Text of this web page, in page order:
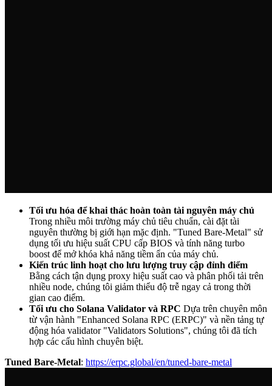
Tối ưu hóa để khai thác hoàn toàn tài nguyên máy chủ
Trong nhiều môi trường máy chủ tiêu chuẩn, cài đặt tài
nguyên thường bị giới hạn mặc định. "Tuned Bare-Metal" sử
dụng tối ưu hiệu suất CPU cấp BIOS và tính năng turbo
boost để mở khóa khả năng tiềm ẩn của máy chủ.
Kiến trúc linh hoạt cho lưu lượng truy cập đỉnh điểm
Bằng cách tận dụng proxy hiệu suất cao và phân phối tải trên
nhiều node, chúng tôi giảm thiểu độ trễ ngay cả trong thời
gian cao điểm.
Tối ưu cho Solana Validator và RPC Dựa trên chuyên môn
từ vận hành "Enhanced Solana RPC (ERPC)" và nền tảng tự
động hóa validator "Validators Solutions", chúng tôi đã tích
hợp các cấu hình chuyên biệt.
Tuned Bare-Metal: https://erpc.global/en/tuned-bare-metal